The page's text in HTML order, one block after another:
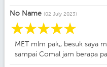
No Name (02 July 2023)
☆
☆
☆
☆
☆
MET mlm pak,, besuk saya
sampai Comal jam berapa